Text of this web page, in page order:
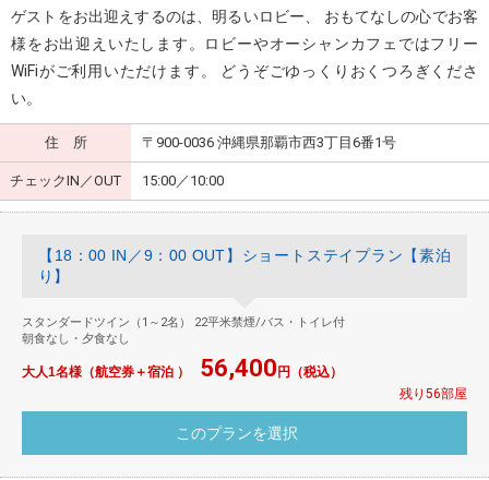
ゲストをお出迎えするのは、明るいロビー、 おもてなしの心でお客
様をお出迎えいたします。ロビーやオーシャンカフェではフリー
WiFiがご利用いただけます。 どうぞごゆっくりおくつろぎくださ
い。
住 所 〒900-0036 沖縄県那覇市西3丁目6番1号
チェックIN／OUT 15:00／10:00
【18：00 IN／9：00 OUT】ショートステイプラン【素泊
り】
スタンダードツイン（1～2名） 22平米禁煙/バス・トイレ付
朝食なし・夕食なし
大人1名様（航空券＋宿泊 ） 56,400円（税込）
残り56部屋